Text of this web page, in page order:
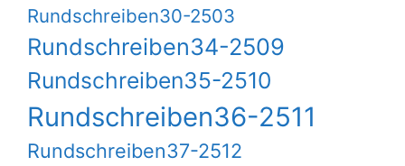
Rundschreiben30-2503
Rundschreiben34-2509
Rundschreiben35-2510
Rundschreiben36-2511
Rundschreiben37-2512